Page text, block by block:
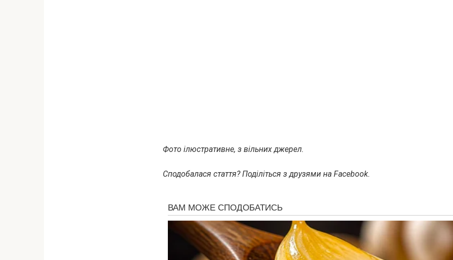
Фото ілюстративне, з вільних джерел.
Сподобалася стаття? Поділіться з друзями на Facebook.